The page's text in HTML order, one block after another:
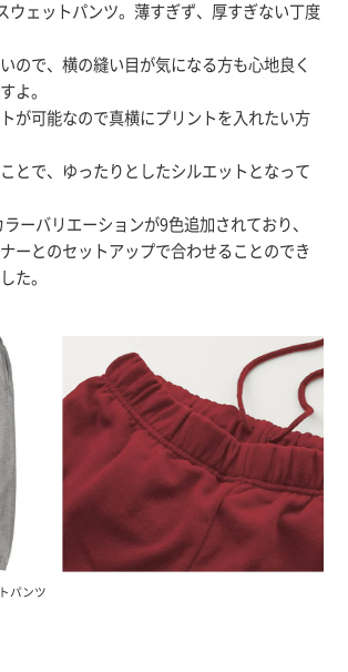
ウェットパンツ。薄すぎず、厚すぎない丁度
ので、横の縫い目が気になる方も心地良く
よ。
が可能なので真横にプリントを入れたい方
とで、ゆったりとしたシルエットとなって
ーバリエーションが9色追加されており、
ーとのセットアップで合わせることのでき
た。
パンツ